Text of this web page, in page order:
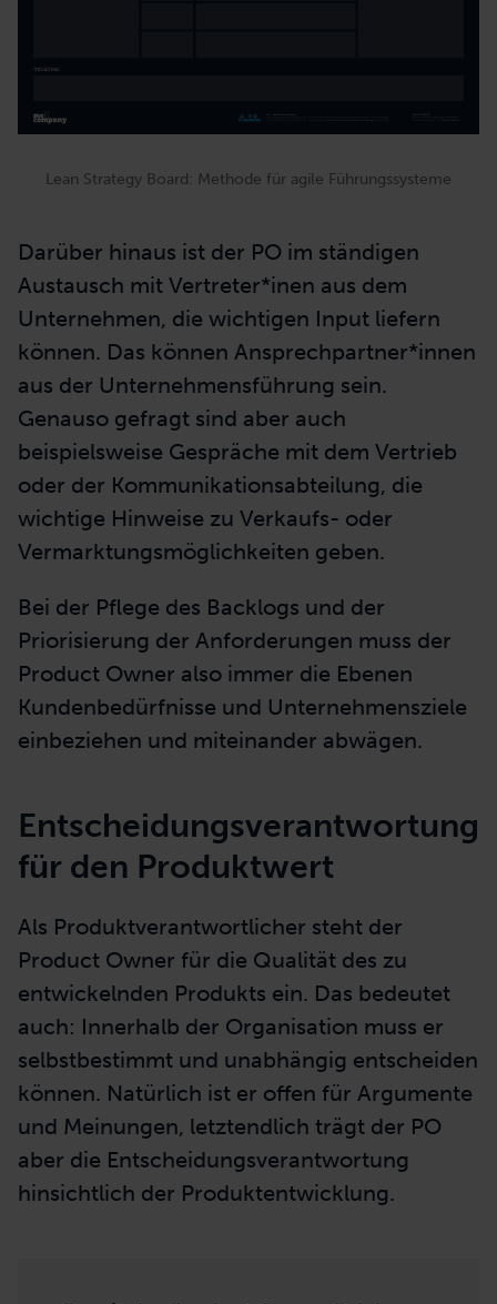
Lean Strategy Board: Methode für agile Führungssysteme
Darüber hinaus ist der PO im ständigen
Austausch mit Vertreter*inen aus dem
Unternehmen, die wichtigen Input liefern
aus der Unternehmensführung sein.
Genauso gefragt sind aber auch
beispielsweise Gespräche mit dem Vertrieb
oder der Kommunikationsabteilung, die
wichtige Hinweise zu Verkaufs- oder
Bei der Pflege des Backlogs und der
Priorisierung der Anforderungen muss der
Kundenbedürfnisse und Unternehmensziele
einbeziehen und miteinander abwägen.
Entscheidungsverantwortung
für den Produktwert
Als Produktverantwortlicher steht der
Product Owner für die Qualität des zu